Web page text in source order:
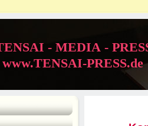
MEDIA -
PRESS.de